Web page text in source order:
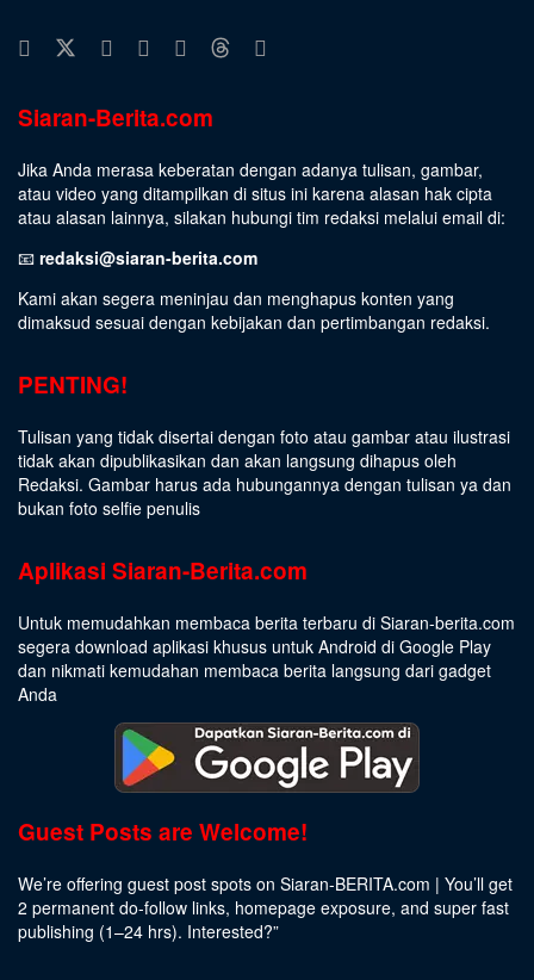
Siaran-Berita.com
Jika Anda merasa keberatan dengan adanya tulisan, gambar,
atau video yang ditampilkan di situs ini karena alasan hak cipta
atau alasan lainnya, silakan hubungi tim redaksi melalui email di:
📧 redaksi@siaran-berita.com
Kami akan segera meninjau dan menghapus konten yang
dimaksud sesuai dengan kebijakan dan pertimbangan redaksi.
PENTING!
Tulisan yang tidak disertai dengan foto atau gambar atau ilustrasi
tidak akan dipublikasikan dan akan langsung dihapus oleh
Redaksi. Gambar harus ada hubungannya dengan tulisan ya dan
bukan foto selfie penulis
Aplikasi Siaran-Berita.com
Untuk memudahkan membaca berita terbaru di Siaran-berita.com
segera download aplikasi khusus untuk Android di Google Play
dan nikmati kemudahan membaca berita langsung dari gadget
Anda
Guest Posts are Welcome!
We’re offering guest post spots on Siaran-BERITA.com | You’ll get
2 permanent do-follow links, homepage exposure, and super fast
publishing (1–24 hrs). Interested?”